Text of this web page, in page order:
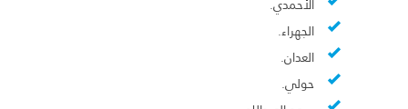
الجهراء.
العدان.
حولي.